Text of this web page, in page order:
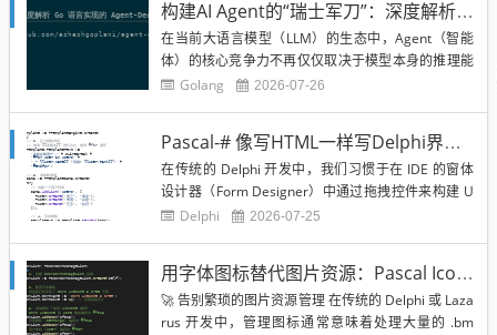
发者提供了一个无...
构建AI Agent的“瑞士军刀”：深度解析 Go 语言实现的 Agent-Deck 框架
在当前大语言模型（LLM）的生态中，Agent（智能
体）的核心竞争力不再仅仅取决于模型本身的推理能
力，而在于它能调用多少工具以及如何与外部世界交
一痛点而生的开源项目。它为 Go 语言...
Golang 2026-07-26
Pascal-# 像写HTML一样写Delphi界面？深度解析 sempare-delphi-template-engine 模板引擎
在传统的 Delphi 开发中，我们习惯于在 IDE 的窗体
设计器（Form Designer）中通过拖拽控件来构建 U
I。虽然这种方式直观，但在面对需要高度动态化、由
mpare-delphi...
Delphi 2026-07-25
用字体图标替代图片资源：Pascal IconFontsImageList 深度解析与实战指南
🚀 告别繁琐的图片资源管理 在传统的 Delphi 或 Laza
rus 开发中，管理图标通常意味着处理大量的 .bm